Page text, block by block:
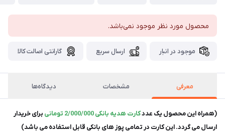
محصول مورد نظر موجود نمی‌باشد.
موجود در انبار ارسال سریع گارانتی اصالت کالا
معرفی مشخصات دیدگاه‌ها
(همراه این محصول یک عددکارت هدیه بانکی 2/000/000 تومانی
برای خریدار
ارسال می گردد. این کارت در تمامی پوز های بانکی قابل استفاده می باشد)